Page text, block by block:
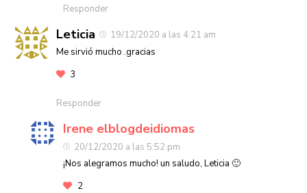
Responder
Leticia
19/12/2020 a las 4:21 am
Me sirvió mucho .gracias
3
Responder
Irene elblogdeidiomas
20/12/2020 a las 5:52 pm
¡Nos alegramos mucho! un saludo, Leticia 🙂
2